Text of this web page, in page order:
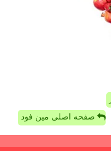
صفحه اصلی مین فود